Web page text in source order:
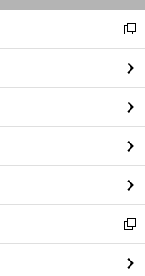
閉
る
新
し
い
ウ
ィ
ン
ド
ウ
で
開
く
新
し
い